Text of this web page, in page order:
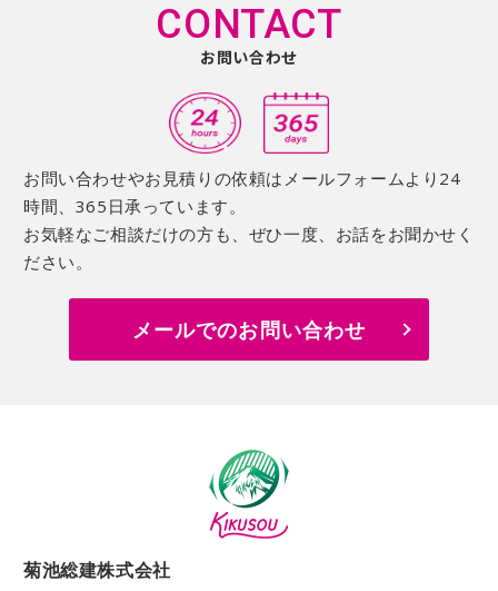
CONTACT
お問い合わせ
お問い合わせやお見積りの依頼はメールフォームより24
時間、365日承っています。
お気軽なご相談だけの方も、ぜひ一度、お話をお聞かせく
ださい。
メールでのお問い合わせ
菊池総建株式会社